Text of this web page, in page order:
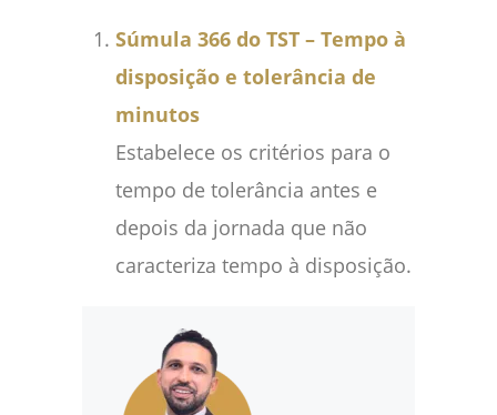
Súmula 366 do TST – Tempo à
disposição e tolerância de
minutos
Estabelece os critérios para o
tempo de tolerância antes e
depois da jornada que não
caracteriza tempo à disposição.